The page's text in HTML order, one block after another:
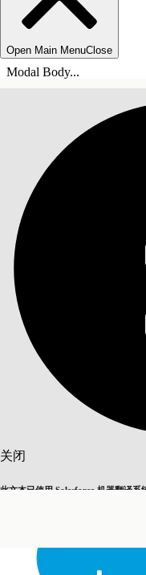
Open Main MenuClose
Modal Body...
关闭
此文本已使用 Salesforce 机器翻译
目录